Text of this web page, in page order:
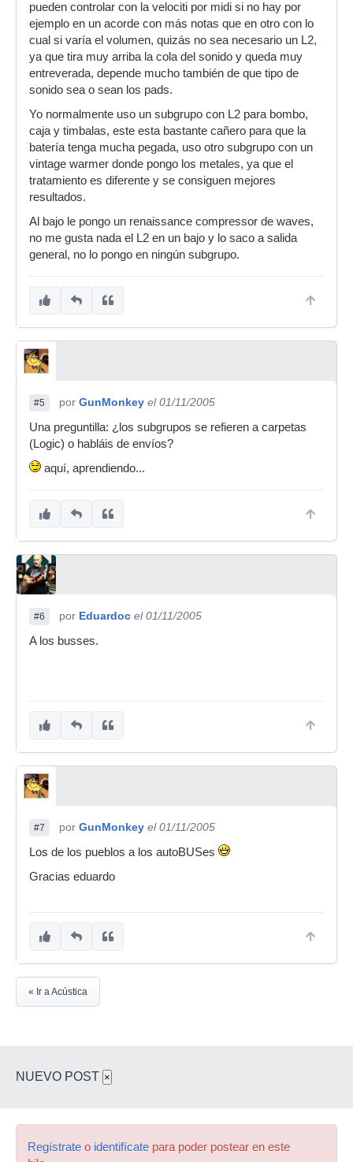
pueden controlar con la velociti por midi si no hay por
ejemplo en un acorde con más notas que en otro con lo
cual si varía el volumen, quizás no sea necesario un L2,
ya que tira muy arriba la cola del sonido y queda muy
entreverada, depende mucho también de que tipo de
sonido sea o sean los pads.
Yo normalmente uso un subgrupo con L2 para bombo,
caja y timbalas, este esta bastante cañero para que la
batería tenga mucha pegada, uso otro subgrupo con un
vintage warmer donde pongo los metales, ya que el
tratamiento es diferente y se consiguen mejores
resultados.
Al bajo le pongo un renaissance compressor de waves,
no me gusta nada el L2 en un bajo y lo saco a salida
general, no lo pongo en ningún subgrupo.
#5 por GunMonkey el 01/11/2005
Una preguntilla: ¿los subgrupos se refieren a carpetas
(Logic) o habláis de envíos?
aquí, aprendiendo...
#6 por Eduardoc el 01/11/2005
A los busses.
#7 por GunMonkey el 01/11/2005
Los de los pueblos a los autoBUSes
Gracias eduardo
« Ir a Acústica
NUEVO POST ×
Regístrate o identifícate para poder postear en este